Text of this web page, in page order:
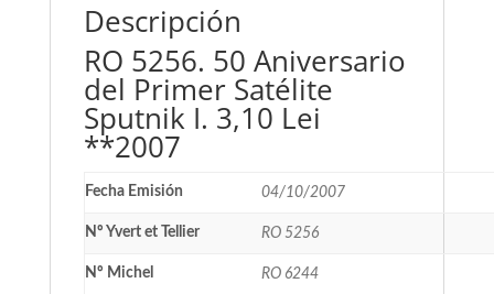
Descripción
RO 5256. 50 Aniversario
del Primer Satélite
Sputnik I. 3,10 Lei
**2007
Fecha Emisión 04/10/2007
Nº Yvert et Tellier RO 5256
Nº Michel RO 6244